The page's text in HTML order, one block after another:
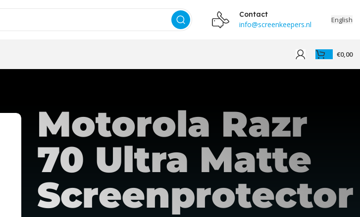
Contact
info@screenkeepers.nl English
€0,00
Motorola Razr
70 Ultra Matte
Screenprotector